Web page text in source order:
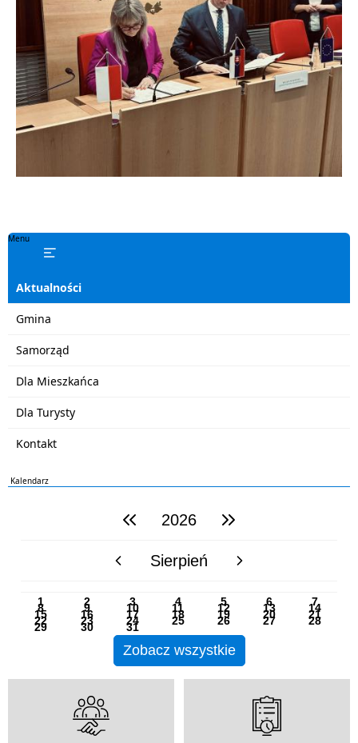
Menu
Aktualności
Gmina
Samorząd
Dla Mieszkańca
Dla Turysty
Kontakt
Kalendarz
poprzedni rok2026 następny rok
poprzedni miesiącSierpień następny miesiąc
1 2 3 4 5 6 7
8 9 10 11 12 13 14
15 16 17 18 19 20 21
22 23 24 25 26 27 28
29 30 31
Zobacz wszystkie